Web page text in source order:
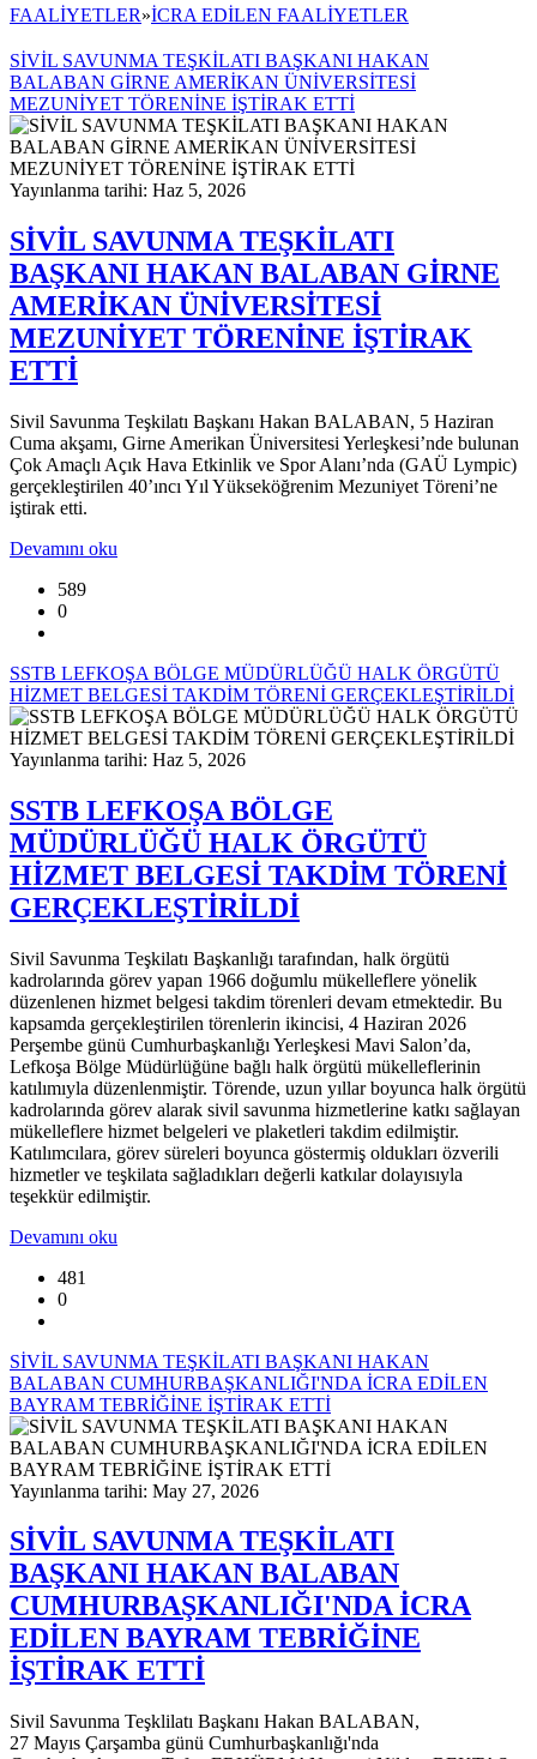
FAALİYETLER»İCRA EDİLEN FAALİYETLER
SİVİL SAVUNMA TEŞKİLATI BAŞKANI HAKAN
BALABAN GİRNE AMERİKAN ÜNİVERSİTESİ
MEZUNİYET TÖRENİNE İŞTİRAK ETTİ
Yayınlanma tarihi: Haz 5, 2026
SİVİL SAVUNMA TEŞKİLATI
BAŞKANI HAKAN BALABAN GİRNE
AMERİKAN ÜNİVERSİTESİ
MEZUNİYET TÖRENİNE İŞTİRAK
ETTİ
Sivil Savunma Teşkilatı Başkanı Hakan BALABAN, 5 Haziran
Cuma akşamı, Girne Amerikan Üniversitesi Yerleşkesi’nde bulunan
Çok Amaçlı Açık Hava Etkinlik ve Spor Alanı’nda (GAÜ Lympic)
gerçekleştirilen 40’ıncı Yıl Yükseköğrenim Mezuniyet Töreni’ne
iştirak etti.
Devamını oku
589
0
SSTB LEFKOŞA BÖLGE MÜDÜRLÜĞÜ HALK ÖRGÜTÜ
HİZMET BELGESİ TAKDİM TÖRENİ GERÇEKLEŞTİRİLDİ
Yayınlanma tarihi: Haz 5, 2026
SSTB LEFKOŞA BÖLGE
MÜDÜRLÜĞÜ HALK ÖRGÜTÜ
HİZMET BELGESİ TAKDİM TÖRENİ
GERÇEKLEŞTİRİLDİ
Sivil Savunma Teşkilatı Başkanlığı tarafından, halk örgütü
kadrolarında görev yapan 1966 doğumlu mükelleflere yönelik
düzenlenen hizmet belgesi takdim törenleri devam etmektedir. Bu
kapsamda gerçekleştirilen törenlerin ikincisi, 4 Haziran 2026
Perşembe günü Cumhurbaşkanlığı Yerleşkesi Mavi Salon’da,
Lefkoşa Bölge Müdürlüğüne bağlı halk örgütü mükelleflerinin
katılımıyla düzenlenmiştir. Törende, uzun yıllar boyunca halk örgütü
kadrolarında görev alarak sivil savunma hizmetlerine katkı sağlayan
mükelleflere hizmet belgeleri ve plaketleri takdim edilmiştir.
Katılımcılara, görev süreleri boyunca göstermiş oldukları özverili
hizmetler ve teşkilata sağladıkları değerli katkılar dolayısıyla
teşekkür edilmiştir.
Devamını oku
481
0
SİVİL SAVUNMA TEŞKİLATI BAŞKANI HAKAN
BALABAN CUMHURBAŞKANLIĞI'NDA İCRA EDİLEN
BAYRAM TEBRİĞİNE İŞTİRAK ETTİ
Yayınlanma tarihi: May 27, 2026
SİVİL SAVUNMA TEŞKİLATI
BAŞKANI HAKAN BALABAN
CUMHURBAŞKANLIĞI'NDA İCRA
EDİLEN BAYRAM TEBRİĞİNE
İŞTİRAK ETTİ
Sivil Savunma Teşklilatı Başkanı Hakan BALABAN,
27 Mayıs Çarşamba günü Cumhurbaşkanlığı'nda